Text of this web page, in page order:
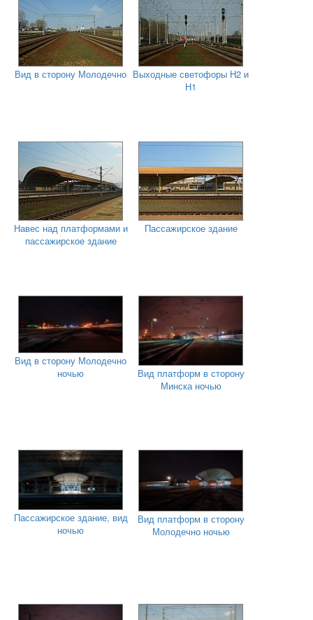
Вид в сторону Молодечно Выходные светофоры Н2 и
Н1
Навес над платформами и
пассажирское здание
Пассажирское здание
Вид в сторону Молодечно
ночью
Вид платформ в сторону
Минска ночью
Пассажирское здание, вид
ночью
Вид платформ в сторону
Молодечно ночью